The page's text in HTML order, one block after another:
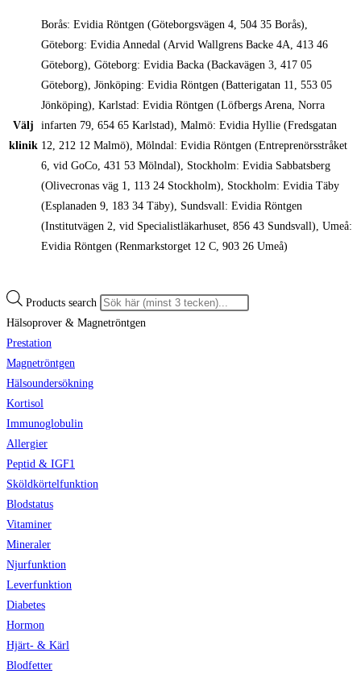
Välj
klinik
Borås: Evidia Röntgen (Göteborgsvägen 4, 504 35 Borås),
Göteborg: Evidia Annedal (Arvid Wallgrens Backe 4A, 413 46
Göteborg), Göteborg: Evidia Backa (Backavägen 3, 417 05
Göteborg), Jönköping: Evidia Röntgen (Batterigatan 11, 553 05
Jönköping), Karlstad: Evidia Röntgen (Löfbergs Arena, Norra
infarten 79, 654 65 Karlstad), Malmö: Evidia Hyllie (Fredsgatan
12, 212 12 Malmö), Mölndal: Evidia Röntgen (Entreprenörsstråket
6, vid GoCo, 431 53 Mölndal), Stockholm: Evidia Sabbatsberg
(Olivecronas väg 1, 113 24 Stockholm), Stockholm: Evidia Täby
(Esplanaden 9, 183 34 Täby), Sundsvall: Evidia Röntgen
(Institutvägen 2, vid Specialistläkarhuset, 856 43 Sundsvall), Umeå:
Evidia Röntgen (Renmarkstorget 12 C, 903 26 Umeå)
Products search
Hälsoprover & Magnetröntgen
Prestation
Magnetröntgen
Hälsoundersökning
Kortisol
Immunoglobulin
Allergier
Peptid & IGF1
Sköldkörtelfunktion
Blodstatus
Vitaminer
Mineraler
Njurfunktion
Leverfunktion
Diabetes
Hormon
Hjärt- & Kärl
Blodfetter